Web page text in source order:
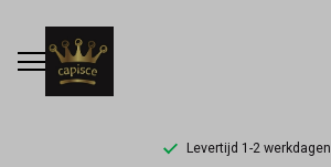
Levertijd 1-2 werkdagen